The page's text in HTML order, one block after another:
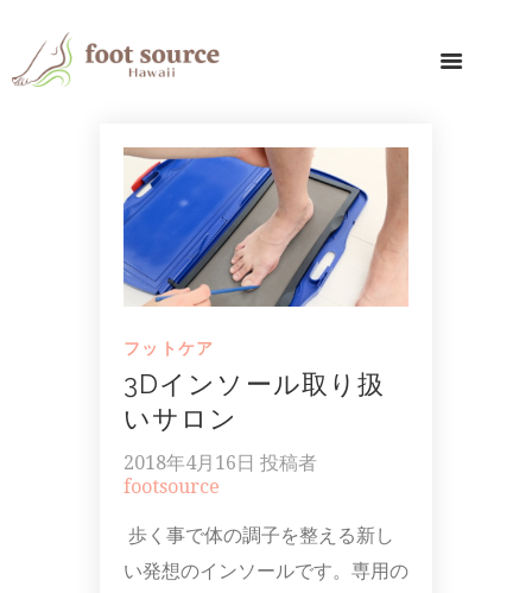
フットケア
3Dインソール取り扱
いサロン
2018年4月16日 投稿者
footsource
歩く事で体の調子を整える新し
い発想のインソールです。専用の